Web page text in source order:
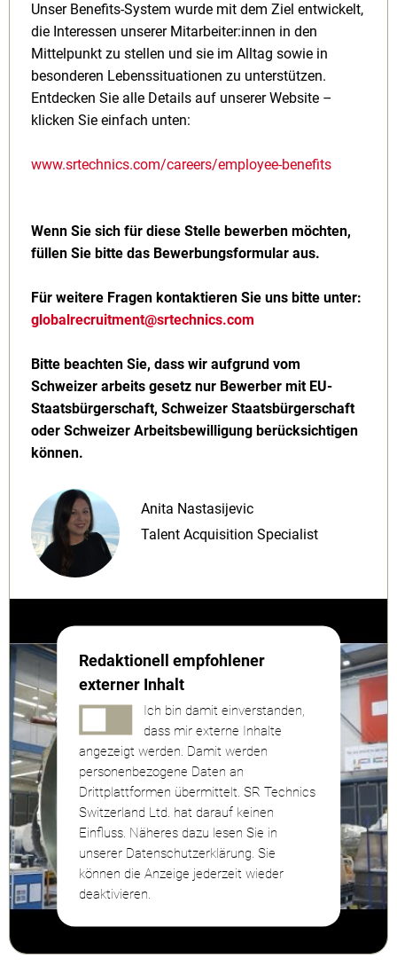
Unser Benefits-System wurde mit dem Ziel entwickelt,
die Interessen unserer Mitarbeiter:innen in den
Mittelpunkt zu stellen und sie im Alltag sowie in
besonderen Lebenssituationen zu unterstützen.
Entdecken Sie alle Details auf unserer Website –
klicken Sie einfach unten:
www.srtechnics.com/careers/employee-benefits
Wenn Sie sich für diese Stelle bewerben möchten,
füllen Sie bitte das Bewerbungsformular aus.
Für weitere Fragen kontaktieren Sie uns bitte unter:
globalrecruitment@srtechnics.com
Bitte beachten Sie, dass wir aufgrund vom
Schweizer arbeits gesetz nur Bewerber mit EU-
Staatsbürgerschaft, Schweizer Staatsbürgerschaft
oder Schweizer Arbeitsbewilligung berücksichtigen
können.
Anita Nastasijevic
Talent Acquisition Specialist
Redaktionell empfohlener
externer Inhalt
Ich bin damit einverstanden,
dass mir externe Inhalte
angezeigt werden. Damit werden
personenbezogene Daten an
Drittplattformen übermittelt. SR Technics
Switzerland Ltd. hat darauf keinen
Einfluss. Näheres dazu lesen Sie in
unserer Datenschutzerklärung. Sie
können die Anzeige jederzeit wieder
deaktivieren.